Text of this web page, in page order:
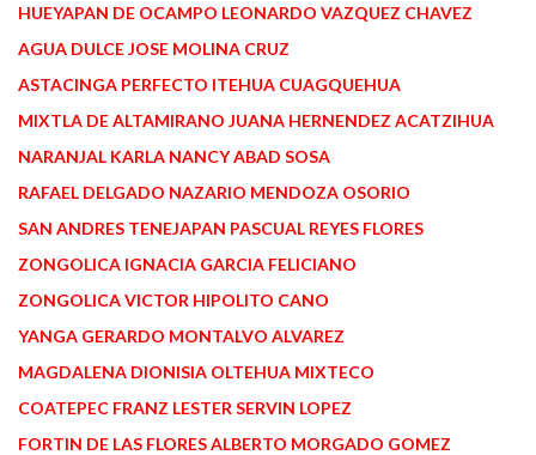
HUEYAPAN DE OCAMPO LEONARDO VAZQUEZ CHAVEZ
AGUA DULCE JOSE MOLINA CRUZ
ASTACINGA PERFECTO ITEHUA CUAGQUEHUA
MIXTLA DE ALTAMIRANO JUANA HERNENDEZ ACATZIHUA
NARANJAL KARLA NANCY ABAD SOSA
RAFAEL DELGADO NAZARIO MENDOZA OSORIO
SAN ANDRES TENEJAPAN PASCUAL REYES FLORES
ZONGOLICA IGNACIA GARCIA FELICIANO
ZONGOLICA VICTOR HIPOLITO CANO
YANGA GERARDO MONTALVO ALVAREZ
MAGDALENA DIONISIA OLTEHUA MIXTECO
COATEPEC FRANZ LESTER SERVIN LOPEZ
FORTIN DE LAS FLORES ALBERTO MORGADO GOMEZ